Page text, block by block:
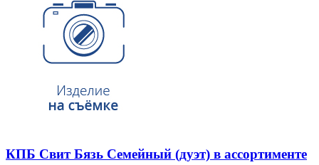
КПБ Свит Бязь Семейный (дуэт) в ассортименте